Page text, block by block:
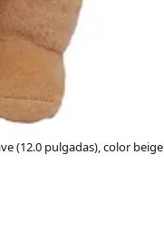
(12.0 pulgadas), color beige